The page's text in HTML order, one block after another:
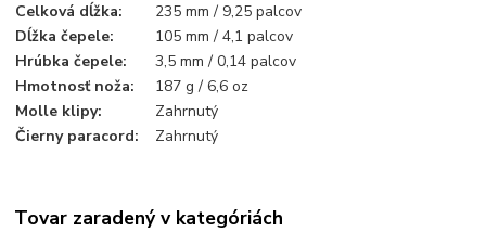
Celková dĺžka:
235 mm / 9,25 palcov
Dĺžka čepele:
105 mm / 4,1 palcov
Hrúbka čepele:
3,5 mm / 0,14 palcov
Hmotnosť noža:
187 g / 6,6 oz
Molle klipy:
Zahrnutý
Čierny paracord: Zahrnutý
Tovar zaradený v kategóriách